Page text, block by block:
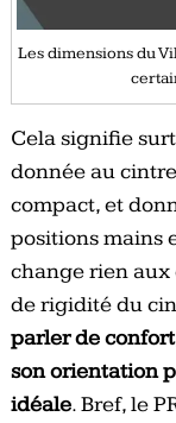
Les dimensions du
Cela signifie
donnée au
compact, et
positions mains
change rien aux
de rigidité du
parler de
son orientation
idéale. Bref, le